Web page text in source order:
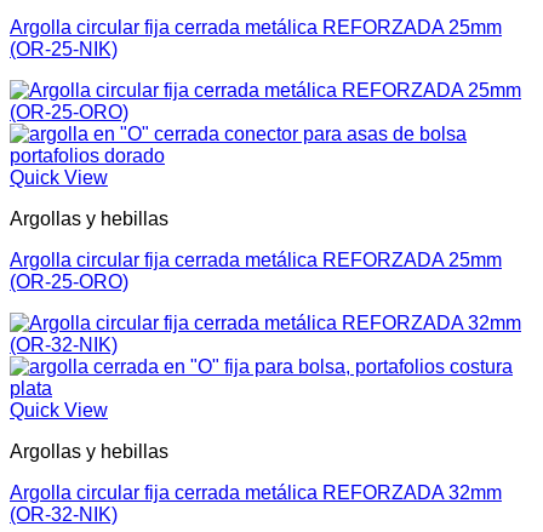
Argolla circular fija cerrada metálica REFORZADA 25mm
(OR-25-NIK)
Quick View
Argollas y hebillas
Argolla circular fija cerrada metálica REFORZADA 25mm
(OR-25-ORO)
Quick View
Argollas y hebillas
Argolla circular fija cerrada metálica REFORZADA 32mm
(OR-32-NIK)